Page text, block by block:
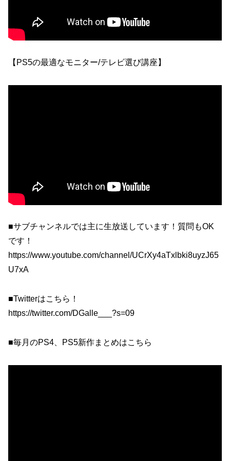
【PS5の最適なモニター/テレビ選び講座】
■サブチャンネルでは主に生放送しています！質問もOK
です！
https://www.youtube.com/channel/UCrXy4aTxlbki8uyzJ65
U7xA
■Twitterはこちら！
https://twitter.com/DGalle___?s=09
■毎月のPS4、PS5新作まとめはこちら